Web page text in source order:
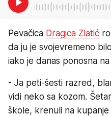
Pevačica Dragica Zlatić
da ju je svojevremeno
iako je danas ponosna na
- Ja peti-šesti razred,
vidi neko sa kozom.
škole, krenuli na